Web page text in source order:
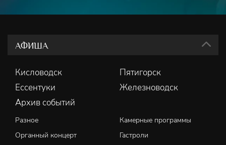
АФИША
Кисловодск
Пятигорск
Ессентуки
Железноводск
Архив событий
Разное
Камерные программы
Органный концерт
Гастроли